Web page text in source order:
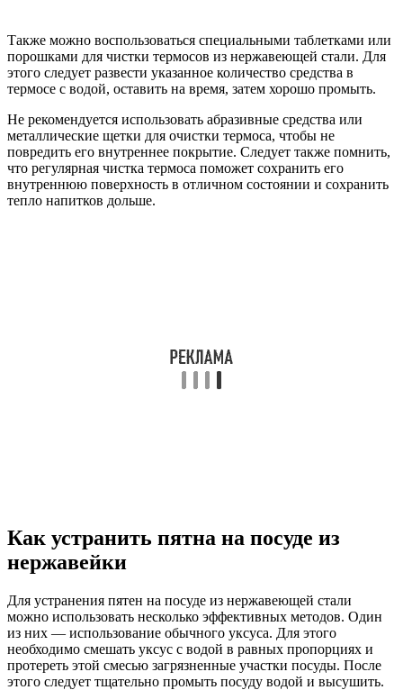
Также можно воспользоваться специальными таблетками или
порошками для чистки термосов из нержавеющей стали. Для
этого следует развести указанное количество средства в
термосе с водой, оставить на время, затем хорошо промыть.
Не рекомендуется использовать абразивные средства или
металлические щетки для очистки термоса, чтобы не
повредить его внутреннее покрытие. Следует также помнить,
что регулярная чистка термоса поможет сохранить его
внутреннюю поверхность в отличном состоянии и сохранить
тепло напитков дольше.
Как устранить пятна на посуде из
нержавейки
Для устранения пятен на посуде из нержавеющей стали
можно использовать несколько эффективных методов. Один
из них — использование обычного уксуса. Для этого
необходимо смешать уксус с водой в равных пропорциях и
протереть этой смесью загрязненные участки посуды. После
этого следует тщательно промыть посуду водой и высушить.